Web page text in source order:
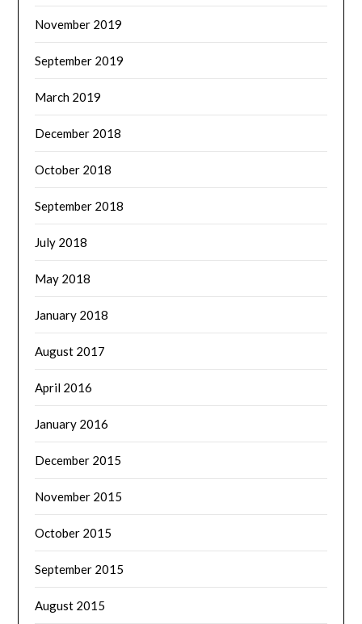
November 2019
September 2019
March 2019
December 2018
October 2018
September 2018
July 2018
May 2018
January 2018
August 2017
April 2016
January 2016
December 2015
November 2015
October 2015
September 2015
August 2015